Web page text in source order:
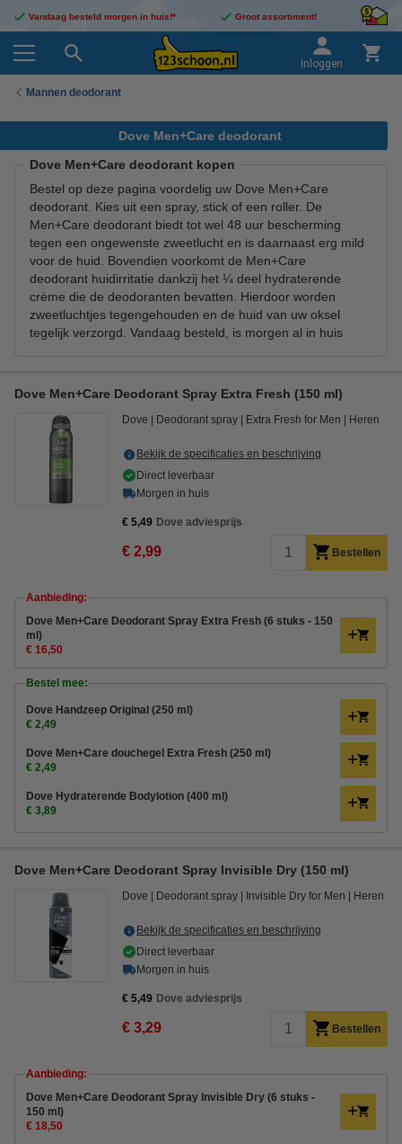
Vandaag besteld morgen in huis!* Groot assortiment!
Inloggen
Mannen deodorant
Dove Men+Care deodorant
Dove Men+Care deodorant kopen
Bestel op deze pagina voordelig uw Dove Men+Care
deodorant. Kies uit een spray, stick of een roller. De
Men+Care deodorant biedt tot wel 48 uur bescherming
tegen een ongewenste zweetlucht en is daarnaast erg mild
voor de huid. Bovendien voorkomt de Men+Care
deodorant huidirritatie dankzij het ¼ deel hydraterende
crème die de deodoranten bevatten. Hierdoor worden
zweetluchtjes tegengehouden en de huid van uw oksel
tegelijk verzorgd. Vandaag besteld, is morgen al in huis
Dove Men+Care Deodorant Spray Extra Fresh (150 ml)
Dove Deodorant spray Extra Fresh for Men Heren
Bekijk de specificaties en beschrijving
Direct leverbaar
Morgen in huis
€ 5,49 Dove adviesprijs
€ 2,99 Bestellen
Aanbieding:
Dove Men+Care Deodorant Spray Extra Fresh (6 stuks - 150
ml)
€ 16,50
Bestel mee:
Dove Handzeep Original (250 ml)
€ 2,49
Dove Men+Care douchegel Extra Fresh (250 ml)
€ 2,49
Dove Hydraterende Bodylotion (400 ml)
€ 3,89
Dove Men+Care Deodorant Spray Invisible Dry (150 ml)
Dove Deodorant spray Invisible Dry for Men Heren
Bekijk de specificaties en beschrijving
Direct leverbaar
Morgen in huis
€ 5,49 Dove adviesprijs
€ 3,29 Bestellen
Aanbieding:
Dove Men+Care Deodorant Spray Invisible Dry (6 stuks -
150 ml)
€ 18,50